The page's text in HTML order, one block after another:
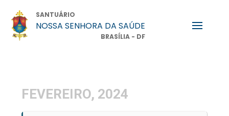
SANTUÁRIO
NOSSA SENHORA DA SAÚDE
BRASÍLIA - DF
FEVEREIRO, 2024